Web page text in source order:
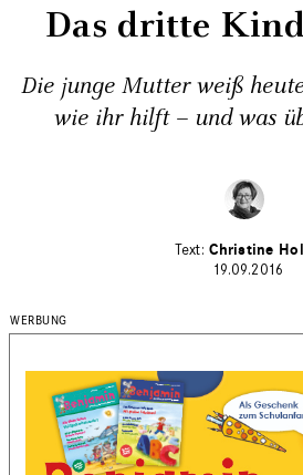
Das dritte
Die junge Mutter weiß
wie ihr hilft – und was
Christine
19.09.2016